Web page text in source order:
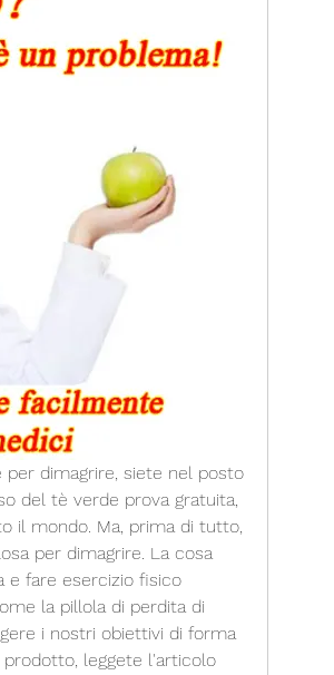
per dimagrire, siete nel posto
del tè verde prova gratuita,
il mondo. Ma, prima di tutto,
per dimagrire. La cosa
e fare esercizio fisico
la pillola di perdita di
i nostri obiettivi di forma
leggete l'articolo